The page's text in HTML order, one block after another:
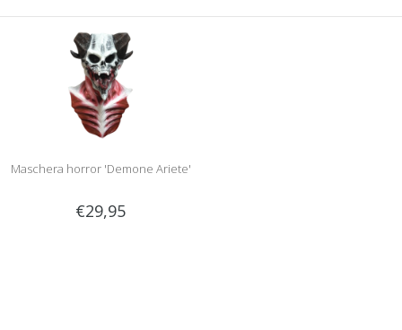
Maschera horror 'Demone Ariete'
€29,95